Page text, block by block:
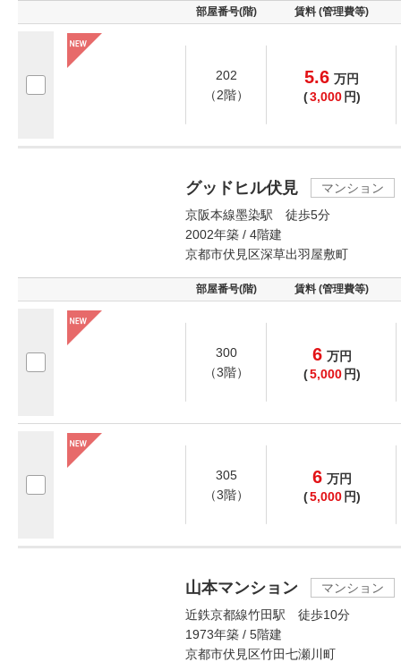
部屋番号(階) 賃料 (管理費等)
202
（2階）
5.6 万円
(3,000 円)
グッドヒル伏見
マンション
京阪本線墨染駅 徒歩5分
2002年築 / 4階建
京都市伏見区深草出羽屋敷町
部屋番号(階) 賃料 (管理費等)
300
（3階）
6 万円
(5,000 円)
305
（3階）
6 万円
(5,000 円)
山本マンション
マンション
近鉄京都線竹田駅 徒歩10分
1973年築 / 5階建
京都市伏見区竹田七瀬川町